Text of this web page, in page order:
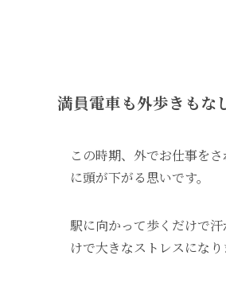
満員電車も外歩きもな
この時期、外でお仕事を
に頭が下がる思いです。
駅に向かって歩くだけで
けで大きなストレスになり